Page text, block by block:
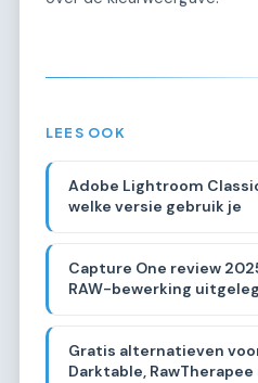
LEES OOK
Adobe Lightroom
welke versie gebruik je
Capture One review
RAW-bewerking
Gratis alternatieven
Darktable,